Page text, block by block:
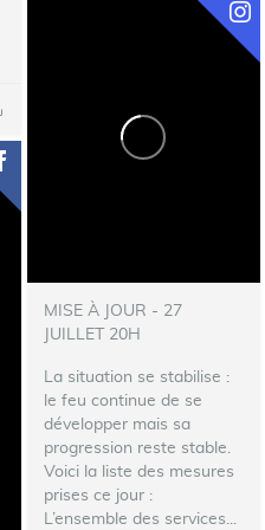
MISE À JOUR - 27
JUILLET 20H
La situation se stabilise :
le feu continue de se
développer mais sa
progression reste stable.
Voici la liste des mesures
prises ce jour :
L’ensemble des services...